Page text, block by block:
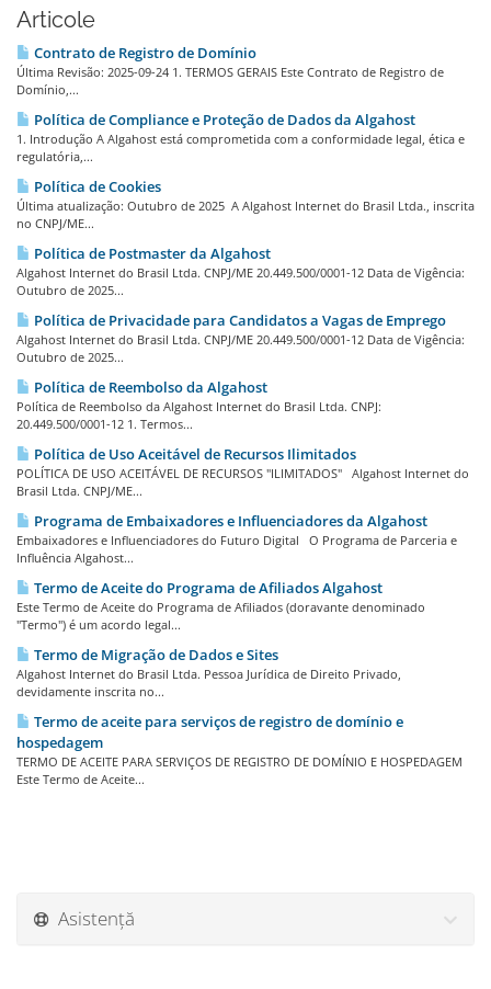
Articole
Contrato de Registro de Domínio
Última Revisão: 2025-09-24 1. TERMOS GERAIS Este Contrato de Registro de
Domínio,...
Política de Compliance e Proteção de Dados da Algahost
1. Introdução A Algahost está comprometida com a conformidade legal, ética e
regulatória,...
Política de Cookies
Última atualização: Outubro de 2025 A Algahost Internet do Brasil Ltda., inscrita
no CNPJ/ME...
Política de Postmaster da Algahost
Algahost Internet do Brasil Ltda. CNPJ/ME 20.449.500/0001-12 Data de Vigência:
Outubro de 2025...
Política de Privacidade para Candidatos a Vagas de Emprego
Algahost Internet do Brasil Ltda. CNPJ/ME 20.449.500/0001-12 Data de Vigência:
Outubro de 2025...
Política de Reembolso da Algahost
Política de Reembolso da Algahost Internet do Brasil Ltda. CNPJ:
20.449.500/0001-12 1. Termos...
Política de Uso Aceitável de Recursos Ilimitados
POLÍTICA DE USO ACEITÁVEL DE RECURSOS "ILIMITADOS" Algahost Internet do
Brasil Ltda. CNPJ/ME...
Programa de Embaixadores e Influenciadores da Algahost
Embaixadores e Influenciadores do Futuro Digital O Programa de Parceria e
Influência Algahost...
Termo de Aceite do Programa de Afiliados Algahost
Este Termo de Aceite do Programa de Afiliados (doravante denominado
"Termo") é um acordo legal...
Termo de Migração de Dados e Sites
Algahost Internet do Brasil Ltda. Pessoa Jurídica de Direito Privado,
devidamente inscrita no...
Termo de aceite para serviços de registro de domínio e
hospedagem
TERMO DE ACEITE PARA SERVIÇOS DE REGISTRO DE DOMÍNIO E HOSPEDAGEM
Este Termo de Aceite...
Asistență